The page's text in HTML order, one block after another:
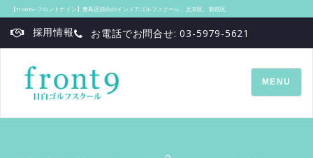
【front9‐フロントナイン】豊島区目白のインドアゴルフスクール、文京区、新宿区
採用情報 お電話でお問合せ: 03-5979-5621
TOGGLE
MENU